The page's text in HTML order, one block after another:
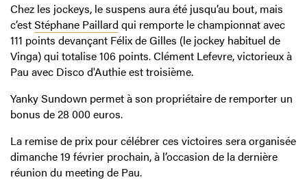
Chez les jockeys, le suspens aura été jusqu’au bout, mais
c’estStéphane Paillard qui remporte le championnat avec
111 points devançant Félix de Gilles (le jockey habituel de
Vinga) qui totalise 106 points. Clément Lefevre, victorieux à
Pau avec Disco d'Authie est troisième.
Yanky Sundown permet à son propriétaire de remporter un
bonus de 28 000 euros.
La remise de prix pour célébrer ces victoires sera organisée
dimanche 19 février prochain, à l’occasion de la dernière
réunion du meeting de Pau.